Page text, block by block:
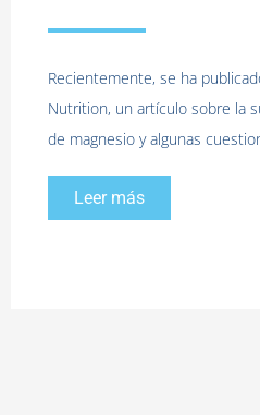
Recientemente, se ha
Nutrition, un artículo sobre la
de magnesio y algunas
Leer más